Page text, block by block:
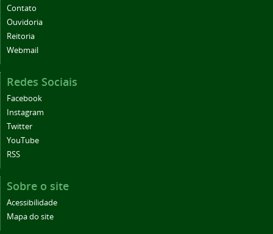
Contato
Ouvidoria
Reitoria
Webmail
Redes Sociais
Facebook
Instagram
Twitter
YouTube
RSS
Sobre o site
Acessibilidade
Mapa do site